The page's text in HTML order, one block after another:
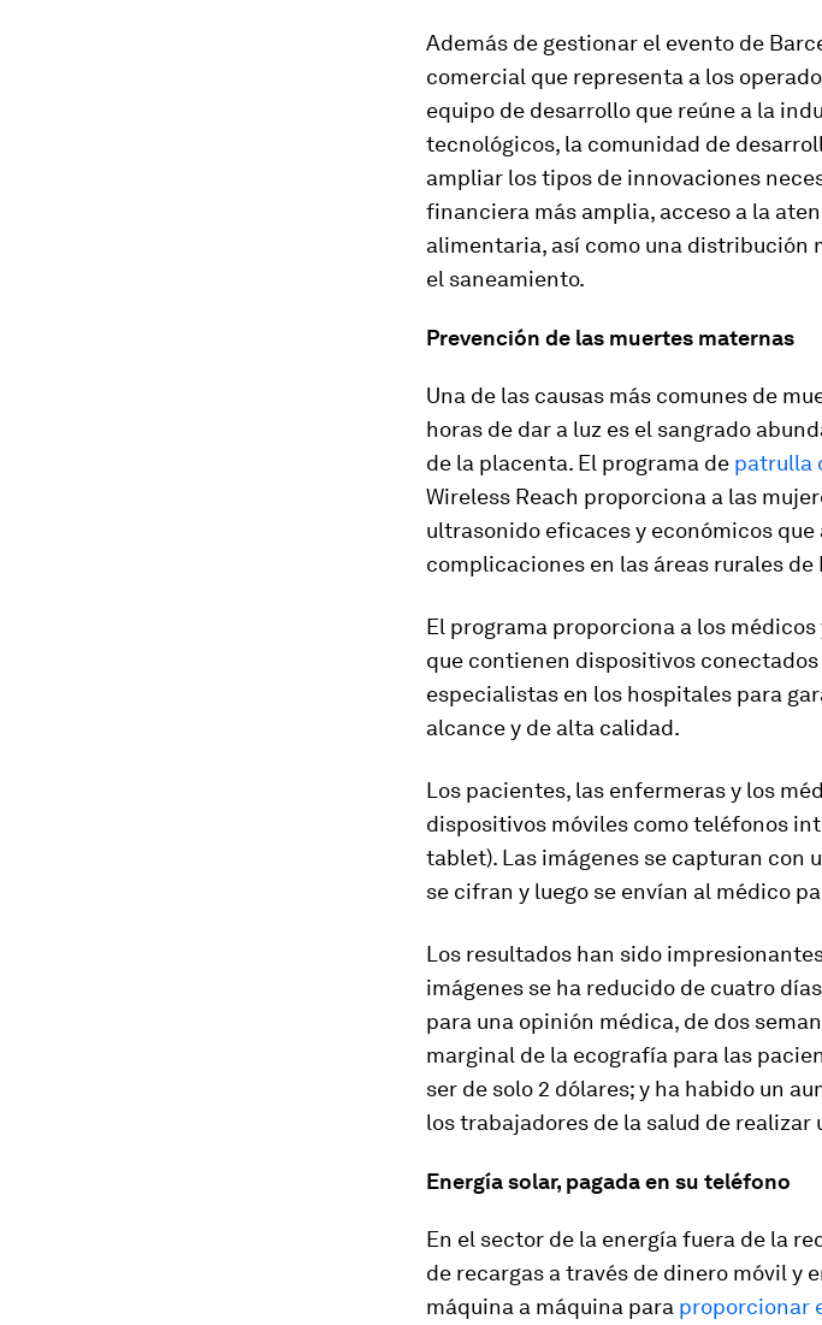
Además de gestionar el evento de
comercial que representa a los
equipo de desarrollo que reúne a la
tecnológicos, la comunidad de
ampliar los tipos de innovaciones
financiera más amplia, acceso a la
alimentaria, así como una distribución
el saneamiento.
Prevención de las muertes maternas
Una de las causas más comunes de
horas de dar a luz es el sangrado
de la placenta. El programa de patrulla
Wireless Reach proporciona a las
ultrasonido eficaces y económicos
complicaciones en las áreas rurales de
El programa proporciona a los
que contienen dispositivos
especialistas en los hospitales para
alcance y de alta calidad.
Los pacientes, las enfermeras y los
dispositivos móviles como teléfonos
tablet). Las imágenes se capturan
se cifran y luego se envían al médico
Los resultados han sido
imágenes se ha reducido de cuatro
para una opinión médica, de dos
marginal de la ecografía para las
ser de solo 2 dólares; y ha habido un
los trabajadores de la salud de realizar
Energía solar, pagada en su teléfono
En el sector de la energía fuera de la
de recargas a través de dinero móvil y
máquina a máquina para proporcionar